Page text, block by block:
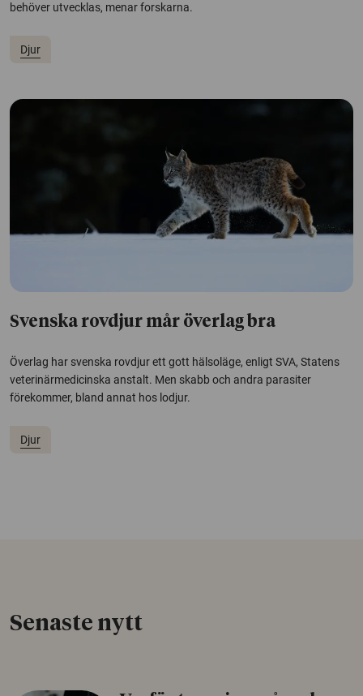
behöver utvecklas, menar forskarna.
Djur
Svenska rovdjur mår överlag bra
Överlag har svenska rovdjur ett gott hälsoläge, enligt SVA, Statens
veterinärmedicinska anstalt. Men skabb och andra parasiter
förekommer, bland annat hos lodjur.
Djur
Senaste nytt